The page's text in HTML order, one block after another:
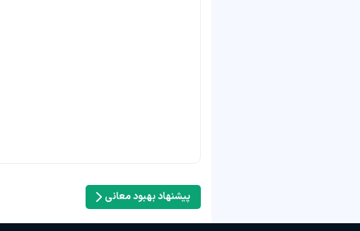
پیشنهاد بهبود معانی